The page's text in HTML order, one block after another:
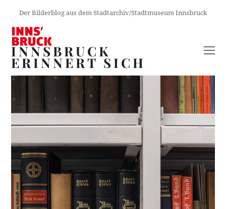
Der Bilderblog aus dem Stadtarchiv/Stadtmuseum Innsbruck
INNSBRUCK
ERINNERT SICH